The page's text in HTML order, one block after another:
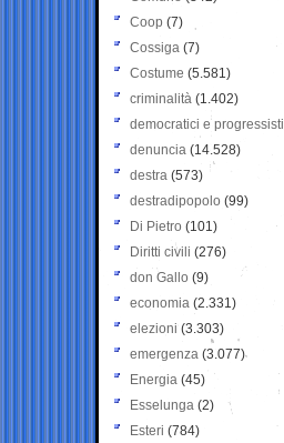
Coop (7)
Cossiga (7)
Costume (5.581)
criminalità (1.402)
democratici e progressisti
denuncia (14.528)
destra (573)
destradipopolo (99)
Di Pietro (101)
Diritti civili (276)
don Gallo (9)
economia (2.331)
elezioni (3.303)
emergenza (3.077)
Energia (45)
Esselunga (2)
Esteri (784)